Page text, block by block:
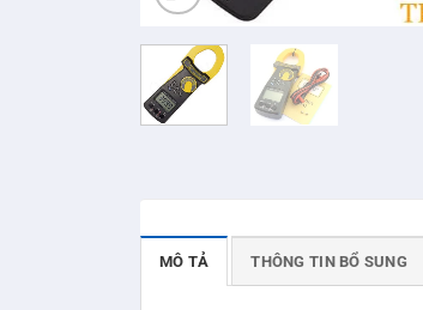
MÔ TẢ THÔNG TIN BỔ SUNG